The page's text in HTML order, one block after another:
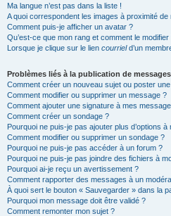
Ma langue n’est pas dans la liste !
A quoi correspondent les images à proximité de
Comment puis-je afficher un avatar ?
Qu’est-ce que mon rang et comment le modifier
Lorsque je clique sur le lien courrield’un
Problèmes liés à la publication de messages
Comment créer un nouveau sujet ou poster
Comment modifier ou supprimer un message ?
Comment ajouter une signature à mes
Comment créer un sondage ?
Pourquoi ne puis-je pas ajouter plus d’options à
Comment modifier ou supprimer un sondage ?
Pourquoi ne puis-je pas accéder à un forum ?
Pourquoi ne puis-je pas joindre des fichiers à
Pourquoi ai-je reçu un avertissement ?
Comment rapporter des messages à un
À quoi sert le bouton « Sauvegarder » dans la
Pourquoi mon message doit être validé ?
Comment remonter mon sujet ?